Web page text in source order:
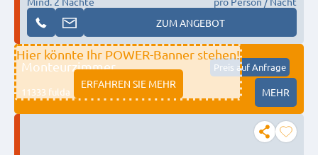
ZUM ANGEBOT
Hier könnte Ihr POWER-Banner stehen!
ERFAHREN SIE MEHR
Monteurzimmer Preis auf Anfrage
11333 fulda MEHR